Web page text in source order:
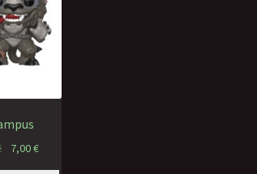
Ursprünglicher
7,00€Aktueller